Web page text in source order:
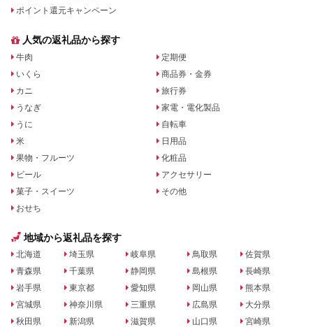
ポイント還元キャンペーン
人気の返礼品から探す
牛肉
いくら
カニ
うなぎ
うに
米
果物・フルーツ
ビール
菓子・スイーツ
おせち
定期便
商品券・金券
旅行券
家電・電化製品
自転車
日用品
化粧品
アクセサリー
その他
地域から返礼品を探す
北海道
青森県
岩手県
宮城県
秋田県
埼玉県
千葉県
東京都
神奈川県
新潟県
岐阜県
静岡県
愛知県
三重県
滋賀県
鳥取県
島根県
岡山県
広島県
山口県
佐賀県
長崎県
熊本県
大分県
宮崎県